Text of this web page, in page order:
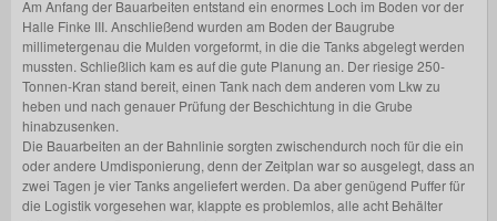
Am Anfang der Bauarbeiten entstand ein enormes Loch im Boden vor der
Halle Finke III. Anschließend wurden am Boden der Baugrube
millimetergenau die Mulden vorgeformt, in die die Tanks abgelegt werden
mussten. Schließlich kam es auf die gute Planung an. Der riesige 250-
Tonnen-Kran stand bereit, einen Tank nach dem anderen vom Lkw zu
heben und nach genauer Prüfung der Beschichtung in die Grube
hinabzusenken.
Die Bauarbeiten an der Bahnlinie sorgten zwischendurch noch für die ein
oder andere Umdisponierung, denn der Zeitplan war so ausgelegt, dass an
zwei Tagen je vier Tanks angeliefert werden. Da aber genügend Puffer für
die Logistik vorgesehen war, klappte es problemlos, alle acht Behälter